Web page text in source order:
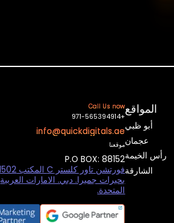
المواقع
أبو ظبي
عجمان
رأس الخيمة
الشارقة
Call Us now
+971-565394914
info@quickdigitals.ae
موقعنا
P.O BOX: 88152
بحيرات جميرا. دبي. الامارات العربية
المتحدة.